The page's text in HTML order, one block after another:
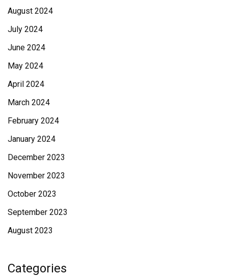
August 2024
July 2024
June 2024
May 2024
April 2024
March 2024
February 2024
January 2024
December 2023
November 2023
October 2023
September 2023
August 2023
Categories